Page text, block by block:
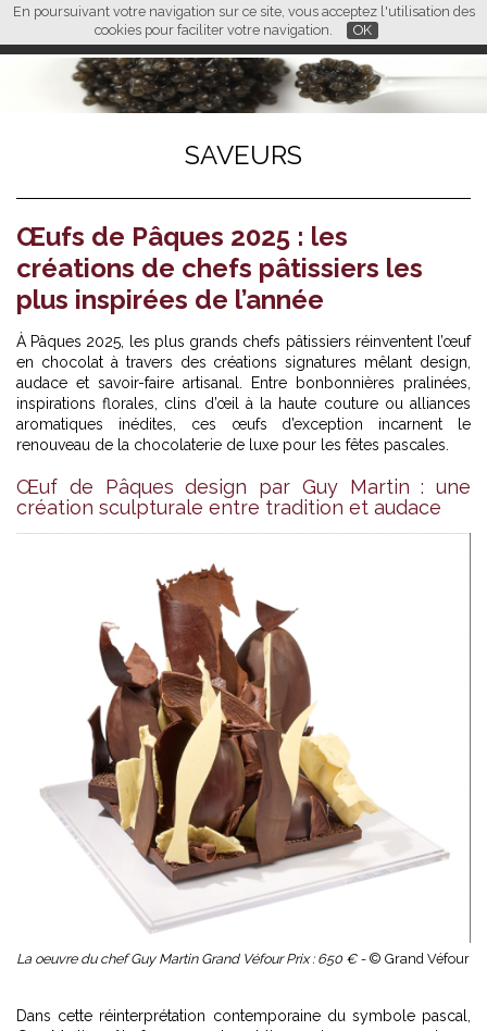
En poursuivant votre navigation sur ce site, vous acceptez l'utilisation des
cookies pour faciliter votre navigation.
OK
FR EN CN
L M
SAVEURS
Œufs de Pâques 2025 : les
créations de chefs pâtissiers les
plus inspirées de l’année
À Pâques 2025, les plus grands chefs pâtissiers réinventent l’œuf
en chocolat à travers des créations signatures mêlant design,
audace et savoir-faire artisanal. Entre bonbonnières pralinées,
inspirations florales, clins d’œil à la haute couture ou alliances
aromatiques inédites, ces œufs d’exception incarnent le
renouveau de la chocolaterie de luxe pour les fêtes pascales.
Œuf de Pâques design par Guy Martin : une
création sculpturale entre tradition et audace
La oeuvre du chef Guy Martin Grand Véfour Prix : 650 € - © Grand Véfour
Dans cette réinterprétation contemporaine du symbole pascal,